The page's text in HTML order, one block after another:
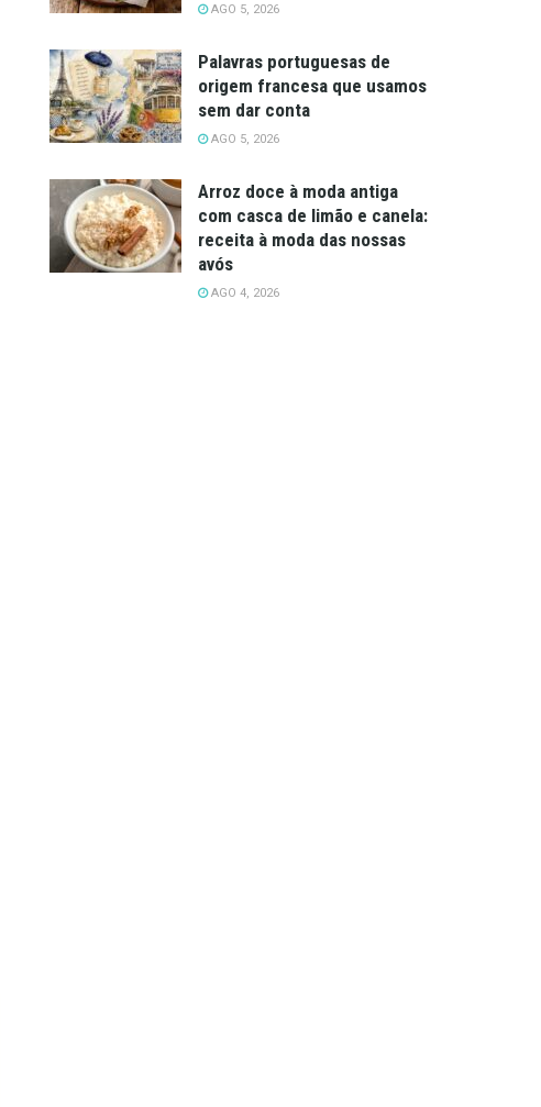
AGO 5, 2026
Palavras portuguesas de
origem francesa que usamos
sem dar conta
AGO 5, 2026
Arroz doce à moda antiga
com casca de limão e canela:
receita à moda das nossas
avós
AGO 4, 2026